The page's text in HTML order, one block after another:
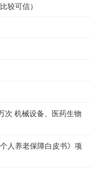
较可信）
次 机械设备、医药生物
人养老保障白皮书》项